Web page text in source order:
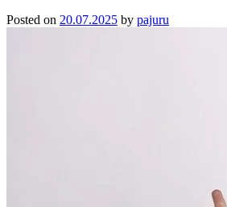
Posted on 20.07.2025 by pajuru